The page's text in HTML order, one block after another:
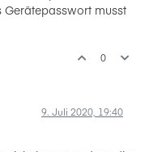
Gerätepasswort musst
0
9. Juli 2020, 19:40